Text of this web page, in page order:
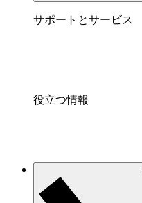
サポートとサービス
役立つ情報